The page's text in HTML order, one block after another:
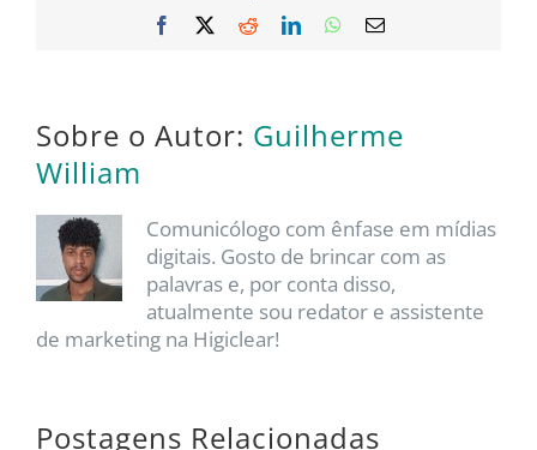
Facebook RedditLinkedInWhatsApp
E-
Sobre o Autor: Guilherme
William
Comunicólogo com ênfase em mídias
digitais. Gosto de brincar com as
palavras e, por conta disso,
atualmente sou redator e assistente
de marketing na Higiclear!
Postagens Relacionadas